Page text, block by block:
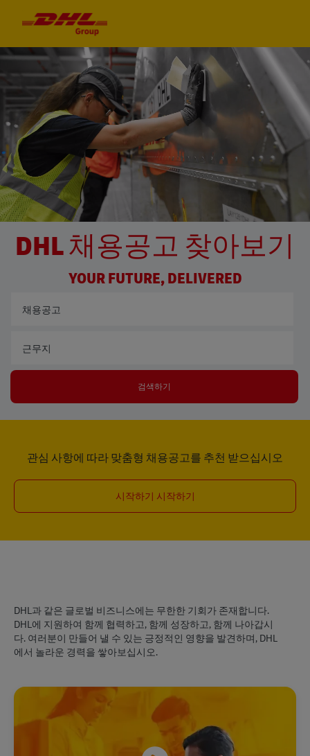
-
-
DHL 채용공고 찾아보기
YOUR FUTURE, DELIVERED
검색하기
관심 사항에 따라 맞춤형 채용공고를 추천 받으십시오
시작하기 시작하기
DHL과 같은 글로벌 비즈니스에는 무한한 기회가 존재합니다.
DHL에 지원하여 함께 협력하고, 함께 성장하고, 함께 나아갑시
다. 여러분이 만들어 낼 수 있는 긍정적인 영향을 발견하며, DHL
에서 놀라운 경력을 쌓아보십시오.